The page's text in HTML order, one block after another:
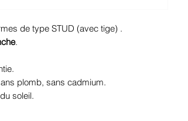
de type STUD (avec tige) .
.
plomb, sans cadmium.
soleil.